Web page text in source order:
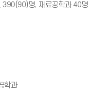
명, 재료공학과 40명
학과